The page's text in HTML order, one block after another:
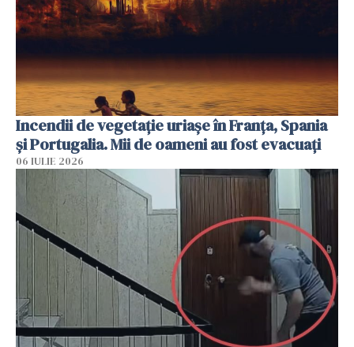
Incendii de vegetație uriașe în Franța, Spania
și Portugalia. Mii de oameni au fost evacuați
06 IULIE 2026